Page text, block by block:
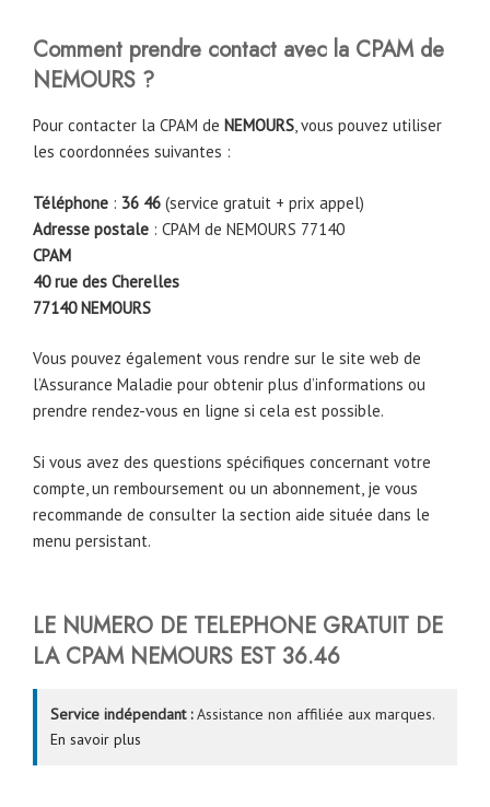
Comment prendre contact avec la CPAM de
NEMOURS ?
Pour contacter la CPAM de NEMOURS, vous pouvez utiliser
les coordonnées suivantes :
Téléphone : 36 46 (service gratuit + prix appel)
Adresse postale : CPAM de NEMOURS 77140
CPAM
40 rue des Cherelles
77140NEMOURS
Vous pouvez également vous rendre sur le site web de
l’Assurance Maladie pour obtenir plus d’informations ou
prendre rendez-vous en ligne si cela est possible.
Si vous avez des questions spécifiques concernant votre
compte, un remboursement ou un abonnement, je vous
recommande de consulter la section aide située dans le
menu persistant.
LE NUMERO DE TELEPHONE GRATUIT DE
LA CPAM NEMOURS EST 36.46
Service indépendant :Assistance non affiliée aux marques.
En savoir plus